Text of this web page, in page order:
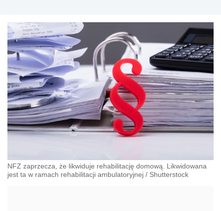
NFZ zaprzecza, że likwiduje rehabilitację domową. Likwidowana
jest ta w ramach rehabilitacji ambulatoryjnej / Shutterstock